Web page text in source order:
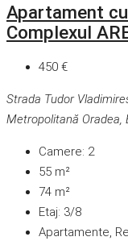
Apartament
Complexul
450 €
Strada Tudor
Metropolitană Oradea,
Camere: 2
55 m²
74 m²
Etaj: 3/8
Apartamente,